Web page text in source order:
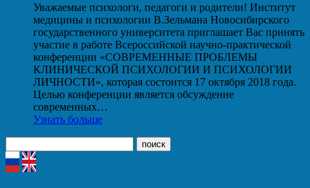
Уважаемые психологи, педагоги и родители! Институт
медицины и психологии В.Зельмана Новосибирского
государственного университета приглашает Вас принять
участие в работе Всероссийской научно-практической
конференции «СОВРЕМЕННЫЕ ПРОБЛЕМЫ
КЛИНИЧЕСКОЙ ПСИХОЛОГИИ И ПСИХОЛОГИИ
ЛИЧНОСТИ», которая состоится 17 октября 2018 года.
Целью конференции является обсуждение
современных…
Узнать больше